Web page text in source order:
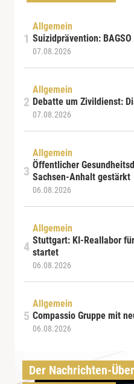
Allgemein
Suizidprävention:
07.08.2026
Allgemein
Debatte um Zivildienst:
07.08.2026
Allgemein
Öffentlicher
Sachsen-Anhalt gestärkt
06.08.2026
Allgemein
Stuttgart: KI-Reallabor
startet
06.08.2026
Allgemein
Compassio Gruppe mit
06.08.2026
Der Nachrichten-